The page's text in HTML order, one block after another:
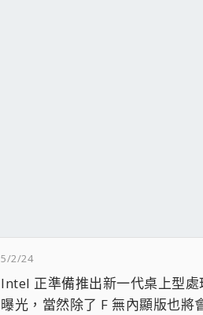
5/2/24
Intel 正準備推出新一代桌上型
曝光，當然除了 F 無內顯版也將